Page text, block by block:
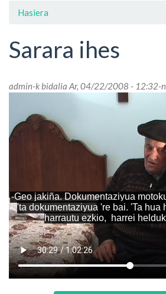
Hasiera
Sarara ihes
admin-k bidalia Ar, 04/22/2008 - 12:32-n